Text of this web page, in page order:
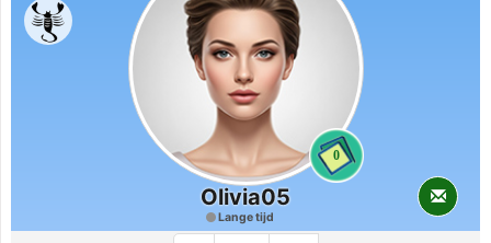
0
Olivia05
Lange tijd